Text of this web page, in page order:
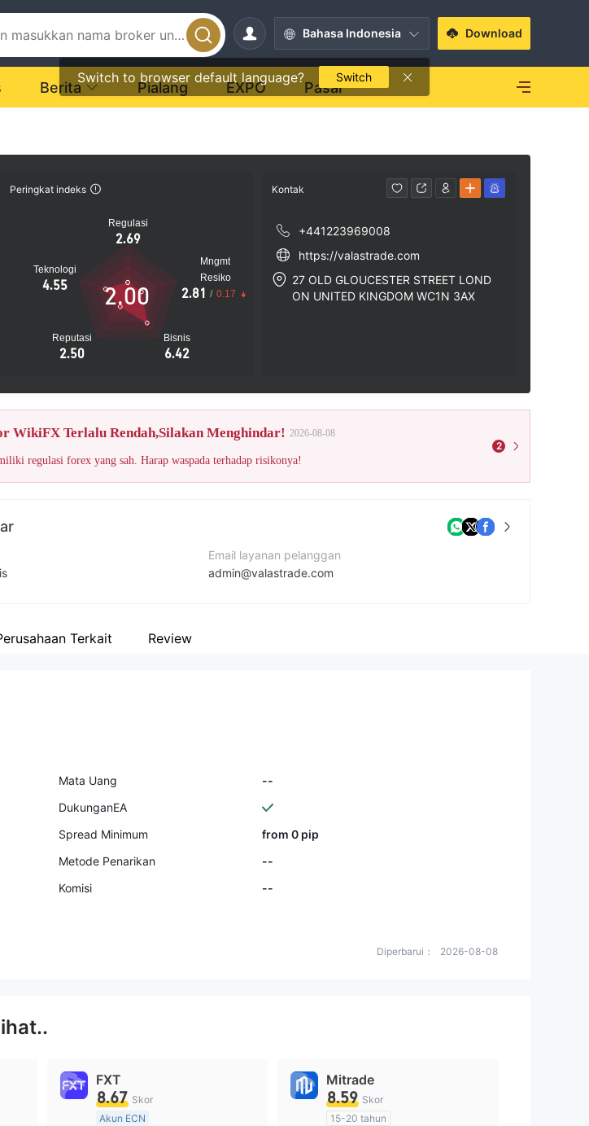
Bahasa Indonesia
Switch to browser default language? Switch
Download
Berita Pialang EXPO Pasar
Peringkat indeks
Regulasi
2.69
Teknologi
4.55
Reputasi
2.50
Bisnis
6.42
Mngmt
Resiko
2.81 / 0.17
2.00
Kontak
+441223969008
https://valastrade.com
27 OLD GLOUCESTER STREET LOND
ON UNITED KINGDOM WC1N 3AX
WikiFX Terlalu Rendah,Silakan Menghindar! 2026-08-08
regulasi forex yang sah. Harap waspada terhadap risikonya!
2
Email layanan pelanggan
admin@valastrade.com
Terkait Review
Mata Uang
--
DukunganEA
Spread Minimum
from 0 pip
Metode Penarikan
--
Komisi
--
Diperbarui： 2026-08-08
FXT
8.67 Skor
Akun ECN
Mitrade
8.59 Skor
15-20 tahun